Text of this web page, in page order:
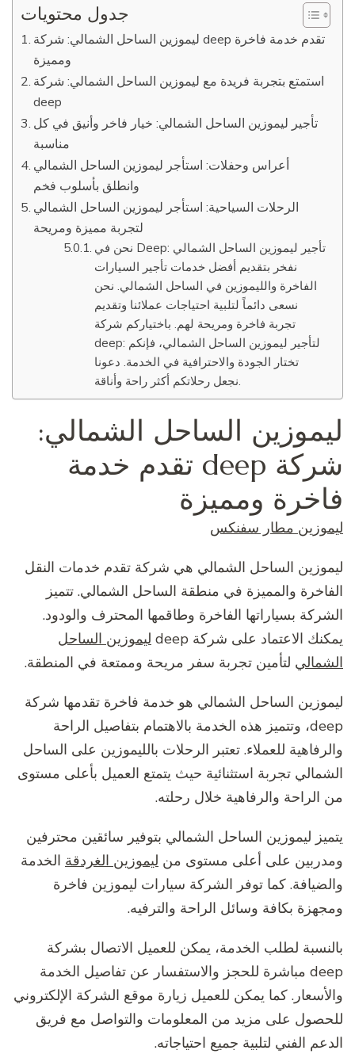
جدول محتويات
ليموزين الساحل الشمالي: شركة deep تقدم خدمة فاخرة
ومميزة
استمتع بتجربة فريدة مع ليموزين الساحل الشمالي: شركة
deep
تأجير ليموزين الساحل الشمالي: خيار فاخر وأنيق في كل
مناسبة
أعراس وحفلات: استأجر ليموزين الساحل الشمالي
وانطلق بأسلوب فخم
الرحلات السياحية: استأجر ليموزين الساحل الشمالي
لتجربة مميزة ومريحة
نحن في Deep: تأجير ليموزين الساحل الشمالي
نفخر بتقديم أفضل خدمات تأجير السيارات
الفاخرة والليموزين في الساحل الشمالي. نحن
نسعى دائماً لتلبية احتياجات عملائنا وتقديم
تجربة فاخرة ومريحة لهم. باختياركم شركة
deep: لتأجير ليموزين الساحل الشمالي، فإنكم
تختار الجودة والاحترافية في الخدمة. دعونا
نجعل رحلاتكم أكثر راحة وأناقة.
ليموزين الساحل الشمالي:
شركة deep تقدم خدمة
فاخرة ومميزة
ليموزين مطار سفنكس
ليموزين الساحل الشمالي هي شركة تقدم خدمات النقل
الفاخرة والمميزة في منطقة الساحل الشمالي. تتميز
الشركة بسياراتها الفاخرة وطاقمها المحترف والودود.
يمكنك الاعتماد على شركة deep
ليموزين الساحل
الشمالي لتأمين تجربة سفر مريحة وممتعة في المنطقة.
ليموزين الساحل الشمالي هو خدمة فاخرة تقدمها شركة
deep، وتتميز هذه الخدمة بالاهتمام بتفاصيل الراحة
والرفاهية للعملاء. تعتبر الرحلات بالليموزين على الساحل
الشمالي تجربة استثنائية حيث يتمتع العميل بأعلى مستوى
من الراحة والرفاهية خلال رحلته.
يتميز ليموزين الساحل الشمالي بتوفير سائقين محترفين
ومدربين على أعلى مستوى من ليموزين الغردقة الخدمة
والضيافة. كما توفر الشركة سيارات ليموزين فاخرة
ومجهزة بكافة وسائل الراحة والترفيه.
بالنسبة لطلب الخدمة، يمكن للعميل الاتصال بشركة
deep مباشرة للحجز والاستفسار عن تفاصيل الخدمة
والأسعار. كما يمكن للعميل زيارة موقع الشركة الإلكتروني
للحصول على مزيد من المعلومات والتواصل مع فريق
الدعم الفني لتلبية جميع احتياجاته.